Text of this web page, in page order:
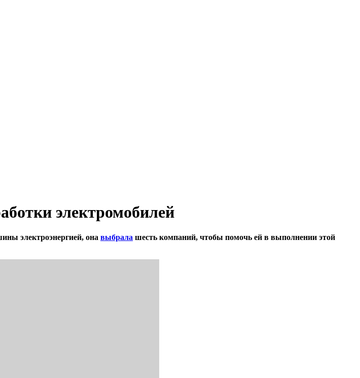
электромобилей
электроэнергией, она выбрала шесть компаний, чтобы помочь ей в выполнении этой